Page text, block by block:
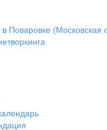
Поваровке (Московская